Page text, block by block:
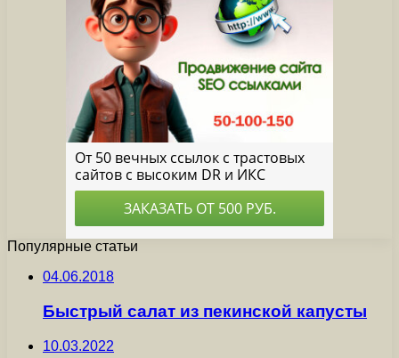
Популярные статьи
04.06.2018
Быстрый салат из пекинской капусты
10.03.2022